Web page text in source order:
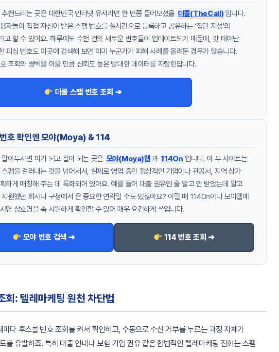
천드리는 곳은 대한민국 인터넷 유저라면 한 번쯤 들어보셨을 더콜(TheCall) 입니다.
자들이 직접 자신이 받은 스팸 번호를 실시간으로 등록하고 공유하는 ‘집단 지성’의
고 할 수 있어요. 하루에도 수천 건의 새로운 번호들이 업데이트되기 때문에, 갓 태어난
피싱 번호도 이곳에 검색해 보면 이미 누군가가 피해 사례를 올려둔 경우가 많습니다.
조회와 쌍벽을 이룰 만큼 신뢰도 높은 방대한 데이터를 자랑한답니다.
더콜 스팸 번호 조회 ➔
호 확인엔 모야(Moya) & 114
아두시면 피가 되고 살이 되는 곳은 모야(Moya)웹 과 114On 입니다. 이 두 사이트는
팸을 걸러내는 것을 넘어서서, 실제로 영업 중인 정상적인 기업이나 관공서, 지역 상가
하게 매칭해 주는 데 특화되어 있어요. 예를 들어 대출 권유인 줄 알고 안 받았는데 알고
원했던 회사나 구청에서 온 중요한 연락일 수도 있잖아요? 이럴 때 114On이나 모야웹에
면 상호명을 속 시원하게 확인할 수 있어 매우 요긴하게 쓰입니다.
모야 번호 검색 ➔ 114 번호 조회 ➔
회: 텔레마케팅 원천 차단법
마다 후스콜 번호 조회를 켜서 확인하고, 수동으로 수신 거부를 누르는 과정 자체가
를 유발하죠. 특히 대출 안내나 보험 가입 권유 같은 합법적인 텔레마케팅 전화는 스팸